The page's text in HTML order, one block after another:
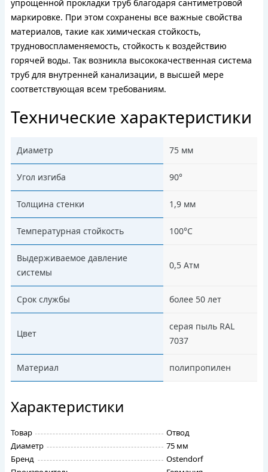
упрощенной прокладки труб благодаря сантиметровой
маркировке. При этом сохранены все важные свойства
материалов, такие как химическая стойкость,
трудновоспламеняемость, стойкость к воздействию
горячей воды. Так возникла высококачественная система
труб для внутренней канализации, в высшей мере
соответствующая всем требованиям.
Технические характеристики
Диаметр 75 мм
Угол изгиба 90°
Толщина стенки 1,9 мм
Температурная стойкость 100°C
Выдерживаемое давление
системы
0,5 Атм
Срок службы более 50 лет
Цвет
cерая пыль RAL
7037
Материал полипропилен
Характеристики
Товар
Отвод
Диаметр
75 мм
Бренд
Ostendorf